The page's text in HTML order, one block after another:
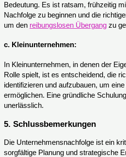
Bedeutung. Es ist ratsam, frühzeitig
Nachfolge zu beginnen und die
um den reibungslosen Übergang zu
c. Kleinunternehmen:
In Kleinunternehmen, in denen der
Rolle spielt, ist es entscheidend, die
identifizieren und aufzubauen, um
ermöglichen. Eine gründliche
unerlässlich.
5. Schlussbemerkungen
Die Unternehmensnachfolge ist ein
sorgfältige Planung und strategische